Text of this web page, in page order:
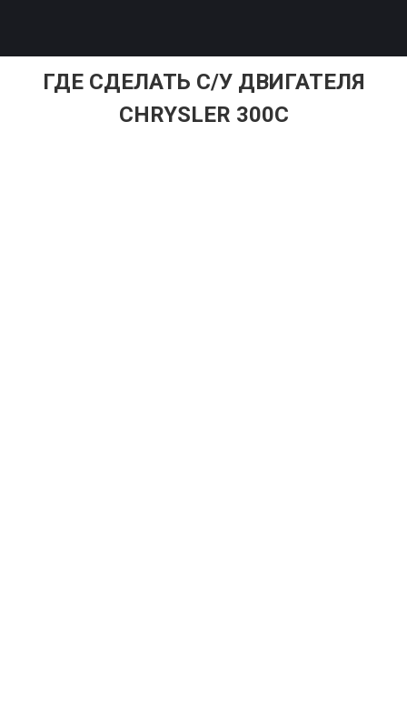
ГДЕ СДЕЛАТЬ С/У ДВИГАТЕЛЯ
CHRYSLER 300C